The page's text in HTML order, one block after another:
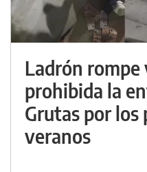
Ladrón
prohibida la
Grutas por los
veranos